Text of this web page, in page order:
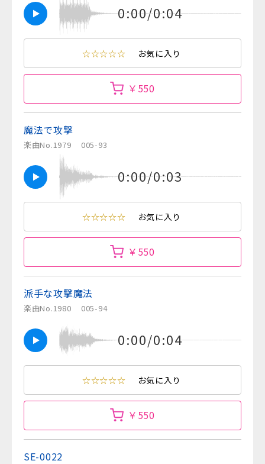
0:00/0:04
☆☆☆☆☆ お気に入り
￥550
魔法で攻撃
楽曲No.1979 005-93
0:00/0:03
☆☆☆☆☆ お気に入り
￥550
派手な攻撃魔法
楽曲No.1980 005-94
0:00/0:04
☆☆☆☆☆ お気に入り
￥550
SE-0022